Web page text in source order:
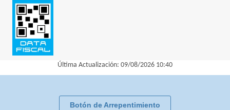
Última Actualización: 09/08/2026 10:40
Botón de Arrepentimiento